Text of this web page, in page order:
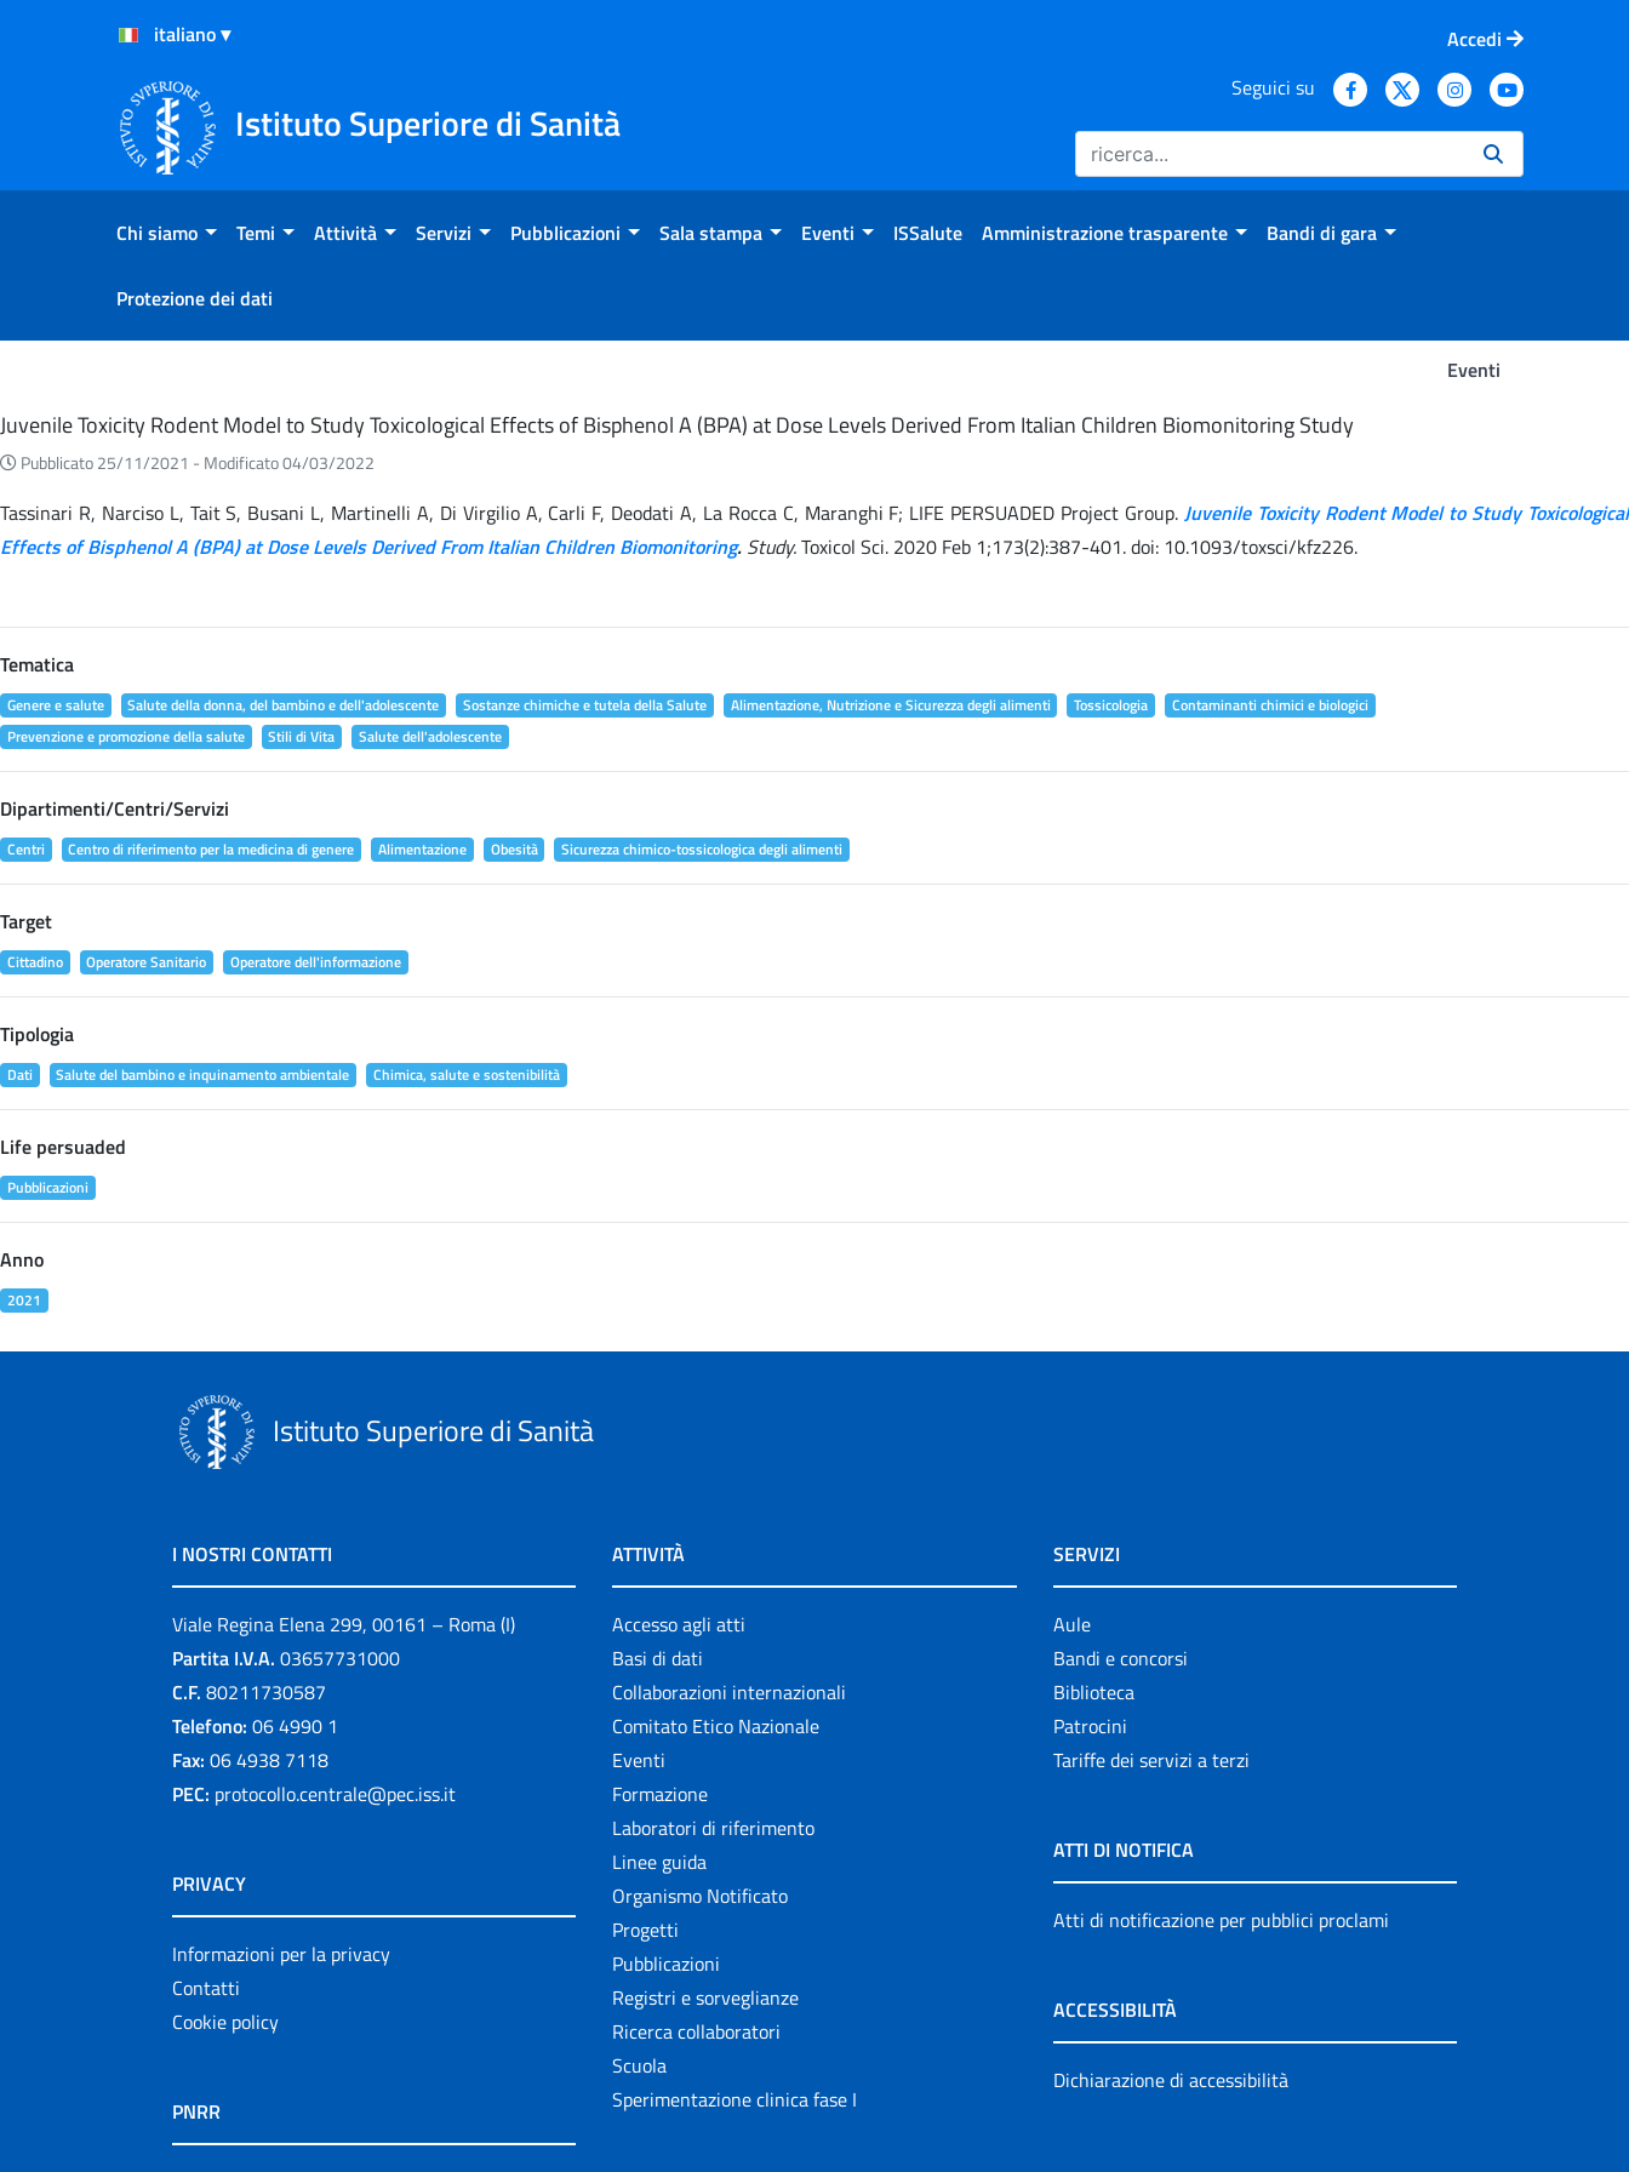
Salta al Contenuto
Salta al Footer
Accedi
Istituto Superiore di Sanità
Seguici su
Chi siamo Temi Attività Servizi Pubblicazioni Sala stampa Eventi ISSalute Amministrazione trasparente Bandi di gara
Protezione dei dati
Eventi
Eventi
Juvenile Toxicity Rodent Model to Study Toxicological Effects of Bisphenol A (BPA) at Dose Levels Derived From Italian Children Biomonitoring Study
Pubblicato 25/11/2021 - Modificato 04/03/2022
Tassinari R, Narciso L, Tait S, Busani L, Martinelli A, Di Virgilio A, Carli F, Deodati A, La Rocca C, Maranghi F; LIFE PERSUADED Project Group. Juvenile Toxicity Rodent Model to Study Toxicological
Effects of Bisphenol A (BPA) at Dose Levels Derived From Italian Children Biomonitoring. Study.Toxicol Sci. 2020 Feb 1;173(2):387-401. doi: 10.1093/toxsci/kfz226.
Tematica
Genere e salute Salute della donna, del bambino e dell'adolescente Sostanze chimiche e tutela della Salute Alimentazione, Nutrizione e Sicurezza degli alimenti Tossicologia
Contaminanti chimici e biologici
Prevenzione e promozione della salute
Stili di Vita Salute dell'adolescente
Dipartimenti/Centri/Servizi
Centri Centro di riferimento per la medicina di genere Alimentazione Obesità Sicurezza chimico-tossicologica degli alimenti
Target
Cittadino Operatore Sanitario Operatore dell'informazione
Tipologia
Dati Salute del bambino e inquinamento ambientale Chimica, salute e sostenibilità
Life persuaded
Pubblicazioni
Anno
2021
Istituto Superiore di Sanità
I NOSTRI CONTATTI
Viale Regina Elena 299, 00161 – Roma (I)
Partita I.V.A. 03657731000
C.F. 80211730587
Telefono: 06 4990 1
Fax: 06 4938 7118
PEC: protocollo.centrale@pec.iss.it
PRIVACY
Informazioni per la privacy
Contatti
Cookie policy
PNRR
ATTIVITÀ
Accesso agli atti
Basi di dati
Collaborazioni internazionali
Comitato Etico Nazionale
Eventi
Formazione
Laboratori di riferimento
Linee guida
Organismo Notificato
Progetti
Pubblicazioni
Registri e sorveglianze
Ricerca collaboratori
Scuola
Sperimentazione clinica fase I
SERVIZI
Aule
Bandi e concorsi
Biblioteca
Patrocini
Tariffe dei servizi a terzi
ATTI DI NOTIFICA
Atti di notificazione per pubblici proclami
ACCESSIBILITÀ
Dichiarazione di accessibilità